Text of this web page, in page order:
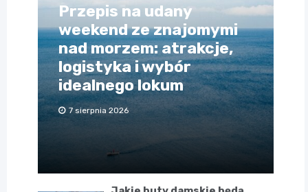
Przepis na udany
weekend ze znajomymi
nad morzem: atrakcje,
logistyka i wybór
idealnego lokum
7 sierpnia 2026